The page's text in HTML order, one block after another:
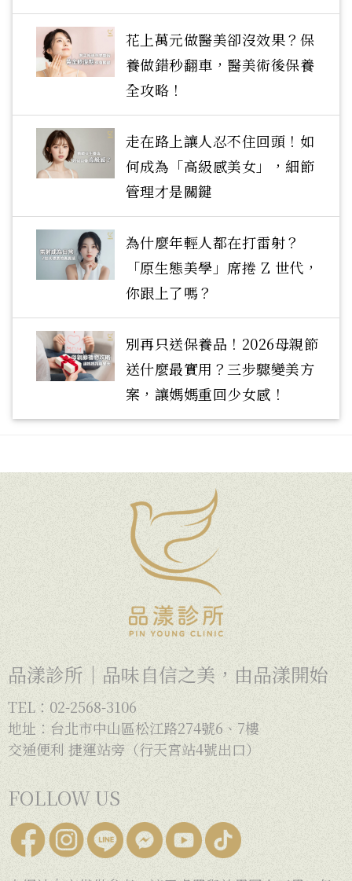
花上萬元做醫美卻沒效果？保
養做錯秒翻車，醫美術後保養
全攻略！
走在路上讓人忍不住回頭！如
何成為「高級感美女」，細節
管理才是關鍵
為什麼年輕人都在打雷射？
「原生態美學」席捲 Z 世代，
你跟上了嗎？
別再只送保養品！2026母親節
送什麼最實用？三步驟變美方
案，讓媽媽重回少女感！
品漾診所｜品味自信之美，由品漾開始
TEL：02-2568-3106
地址：台北市中山區松江路274號6、7樓
交通便利 捷運站旁（行天宮站4號出口）
FOLLOW US